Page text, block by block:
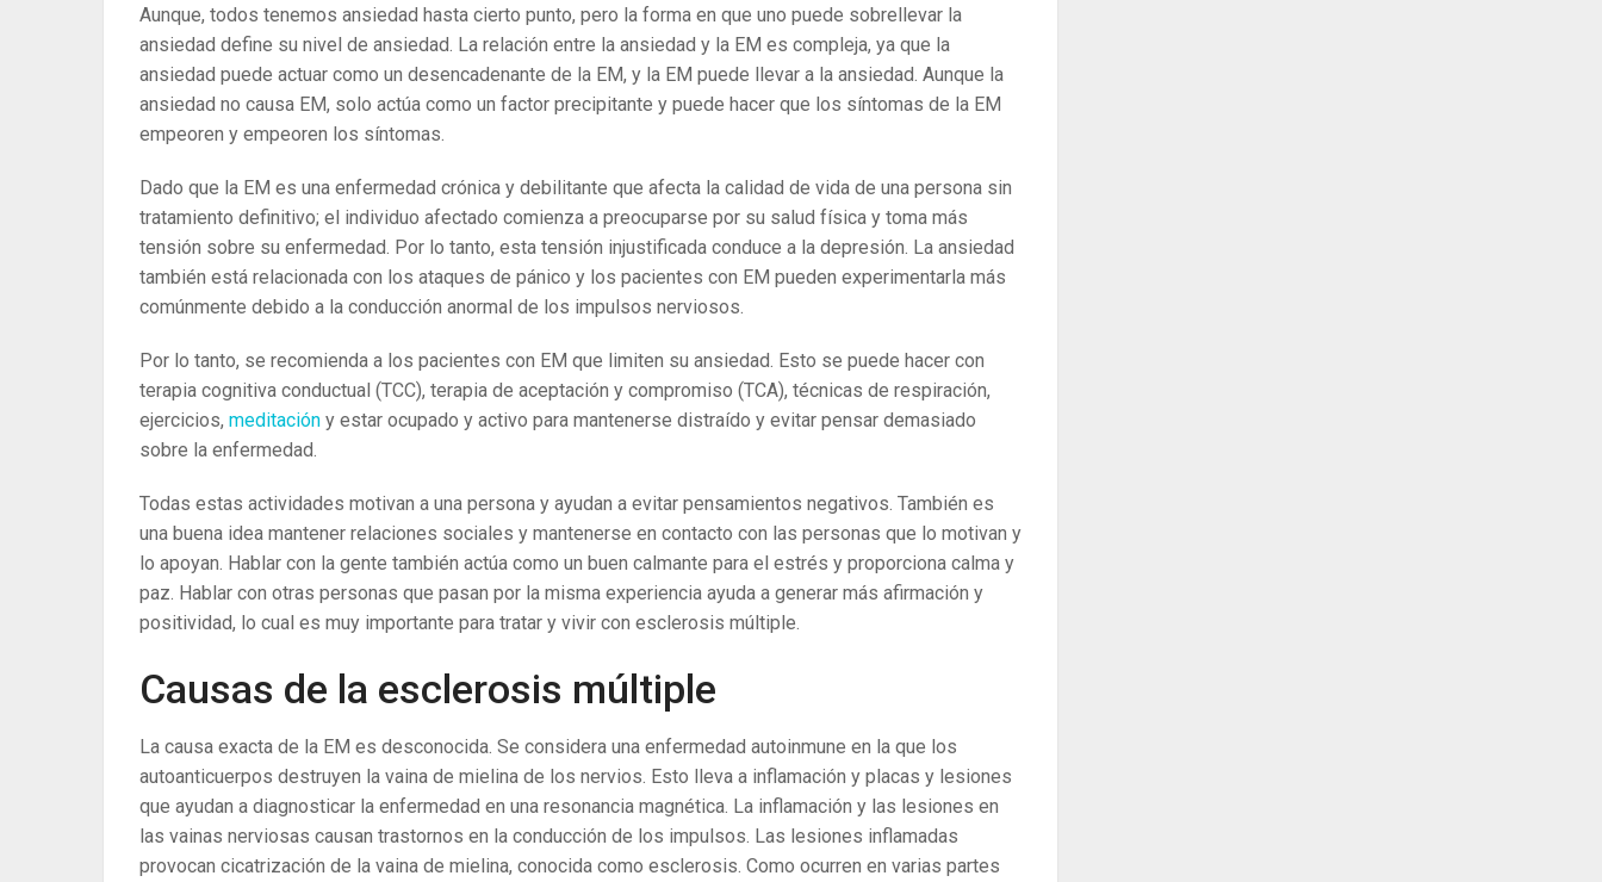
Aunque, todos tenemos ansiedad hasta cierto punto, pero la forma en que uno puede sobrellevar la
ansiedad define su nivel de ansiedad. La relación entre la ansiedad y la EM es compleja, ya que la
ansiedad puede actuar como un desencadenante de la EM, y la EM puede llevar a la ansiedad. Aunque la
ansiedad no causa EM, solo actúa como un factor precipitante y puede hacer que los síntomas de la EM
empeoren y empeoren los síntomas.
Dado que la EM es una enfermedad crónica y debilitante que afecta la calidad de vida de una persona sin
tratamiento definitivo; el individuo afectado comienza a preocuparse por su salud física y toma más
tensión sobre su enfermedad. Por lo tanto, esta tensión injustificada conduce a la depresión. La ansiedad
también está relacionada con los ataques de pánico y los pacientes con EM pueden experimentarla más
comúnmente debido a la conducción anormal de los impulsos nerviosos.
Por lo tanto, se recomienda a los pacientes con EM que limiten su ansiedad. Esto se puede hacer con
terapia cognitiva conductual (TCC), terapia de aceptación y compromiso (TCA), técnicas de respiración,
ejercicios, meditación y estar ocupado y activo para mantenerse distraído y evitar pensar demasiado
sobre la enfermedad.
Todas estas actividades motivan a una persona y ayudan a evitar pensamientos negativos. También es
una buena idea mantener relaciones sociales y mantenerse en contacto con las personas que lo motivan y
lo apoyan. Hablar con la gente también actúa como un buen calmante para el estrés y proporciona calma y
paz. Hablar con otras personas que pasan por la misma experiencia ayuda a generar más afirmación y
positividad, lo cual es muy importante para tratar y vivir con esclerosis múltiple.
Causas de la esclerosis múltiple
La causa exacta de la EM es desconocida. Se considera una enfermedad autoinmune en la que los
autoanticuerpos destruyen la vaina de mielina de los nervios. Esto lleva a inflamación y placas y lesiones
que ayudan a diagnosticar la enfermedad en una resonancia magnética. La inflamación y las lesiones en
las vainas nerviosas causan trastornos en la conducción de los impulsos. Las lesiones inflamadas
provocan cicatrización de la vaina de mielina, conocida como esclerosis. Como ocurren en varias partes